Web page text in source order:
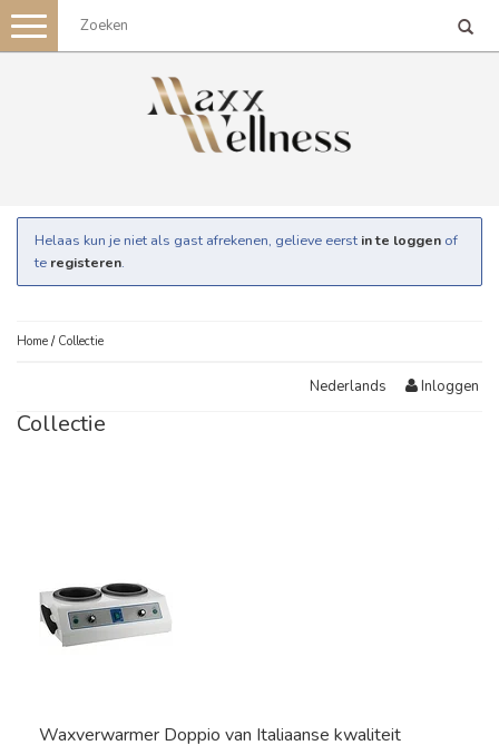
Toggle
navigation
Helaas kun je niet als gast afrekenen, gelieve eerst in te loggen of
te registeren.
Home / Collectie
Nederlands Inloggen
Collectie
Waxverwarmer Doppio van Italiaanse kwaliteit